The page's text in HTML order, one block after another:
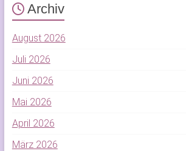
Archiv
August 2026
Juli 2026
Juni 2026
Mai 2026
April 2026
März 2026